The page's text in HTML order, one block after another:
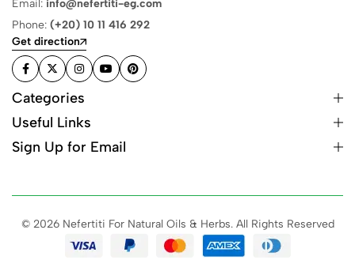
Email: info@nefertiti-eg.com
Phone: (+20) 10 11 416 292
Get direction
Categories
Useful Links
Sign Up for Email
© 2026 Nefertiti For Natural Oils & Herbs. All Rights Reserved